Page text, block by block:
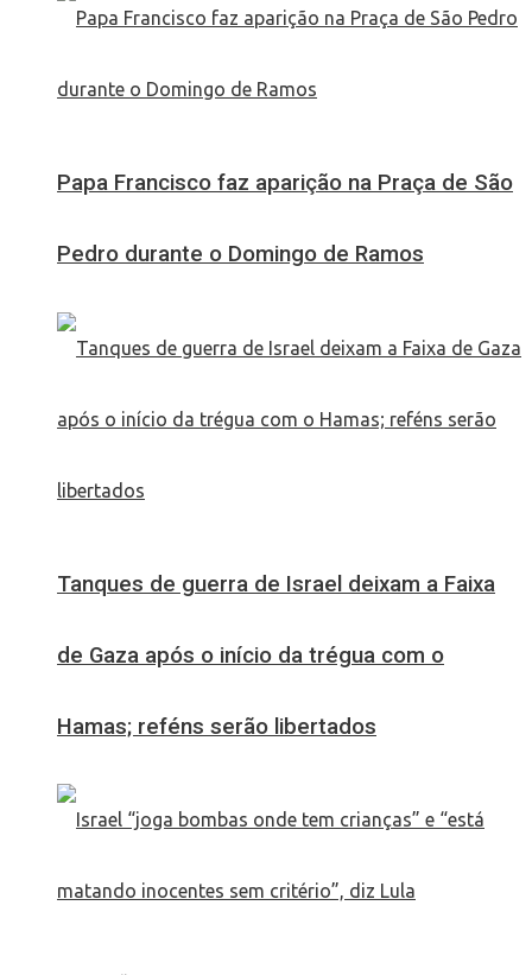
Papa Francisco faz aparição na Praça de São
Pedro durante o Domingo de Ramos
Tanques de guerra de Israel deixam a Faixa
de Gaza após o início da trégua com o
Hamas; reféns serão libertados